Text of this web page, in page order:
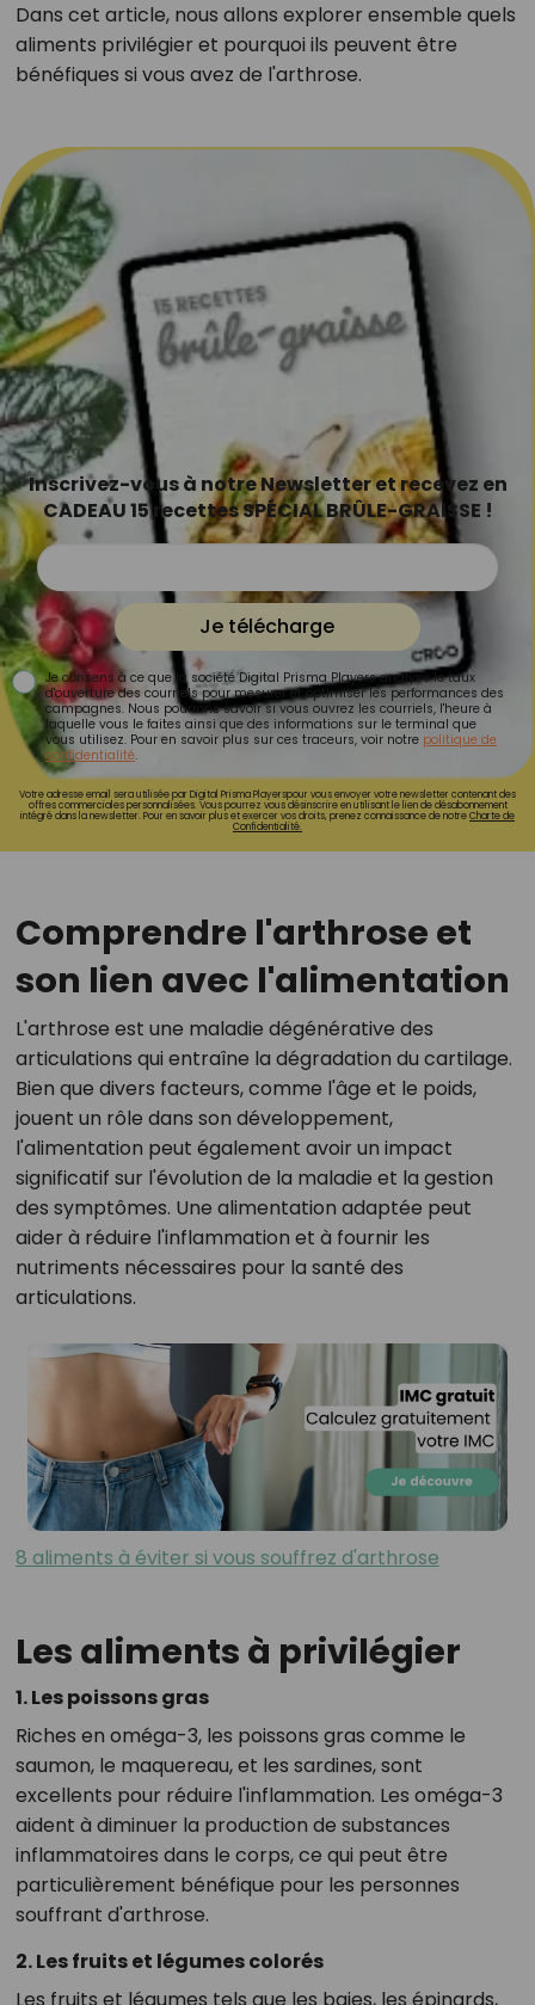
Dans cet article, nous allons explorer ensemble quels
aliments privilégier et pourquoi ils peuvent être
bénéfiques si vous avez de l'arthrose.
Inscrivez-vous à notre Newsletter et recevez en
CADEAU 15 recettes SPÉCIAL BRÛLE-GRAISSE !
Je télécharge
Je consens à ce que la société Digital Prisma Players analyse le taux
d'ouverture des courriels pour mesurer et optimiser les performances des
campagnes. Nous pourrons savoir si vous ouvrez les courriels, l'heure à
laquelle vous le faites ainsi que des informations sur le terminal que
vous utilisez. Pour en savoir plus sur ces traceurs, voir notre politique de
confidentialité.
Votre adresse email sera utilisée par Digital Prisma Playerspour vous envoyer votre newsletter contenant des
offres commerciales personnalisées. Vous pourrez vous désinscrire en utilisant le lien de désabonnement
intégré dans la newsletter. Pour en savoir plus et exercer vos droits, prenez connaissance de notreCharte de
Confidentialité.
Comprendre l'arthrose et
son lien avec l'alimentation
L'arthrose est une maladie dégénérative des
articulations qui entraîne la dégradation du cartilage.
Bien que divers facteurs, comme l'âge et le poids,
jouent un rôle dans son développement,
l'alimentation peut également avoir un impact
significatif sur l'évolution de la maladie et la gestion
des symptômes. Une alimentation adaptée peut
aider à réduire l'inflammation et à fournir les
nutriments nécessaires pour la santé des
articulations.
8 aliments à éviter si vous souffrez d'arthrose
Les aliments à privilégier
1. Les poissons gras
Riches en oméga-3, les poissons gras comme le
saumon, le maquereau, et les sardines, sont
excellents pour réduire l'inflammation. Les oméga-3
aident à diminuer la production de substances
inflammatoires dans le corps, ce qui peut être
particulièrement bénéfique pour les personnes
souffrant d'arthrose.
2. Les fruits et légumes colorés